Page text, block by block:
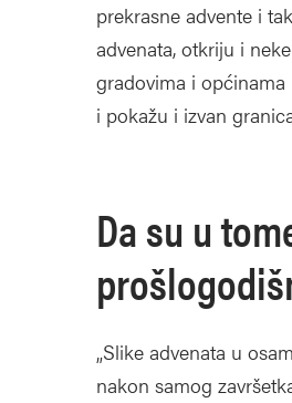
prekrasne advente i
advenata, otkriju i
gradovima i
i pokažu i izvan
Da su u
„Slike advenata u
nakon samog